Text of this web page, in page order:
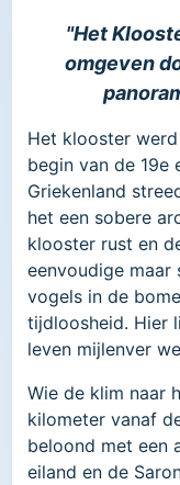
"Het
omgeven
Het klooster
begin van de 19e
Griekenland
het een sobere
klooster rust en
eenvoudige maar
vogels in de
tijdloosheid. Hier
leven mijlenver
Wie de klim naar
kilometer vanaf
beloond met een
eiland en de